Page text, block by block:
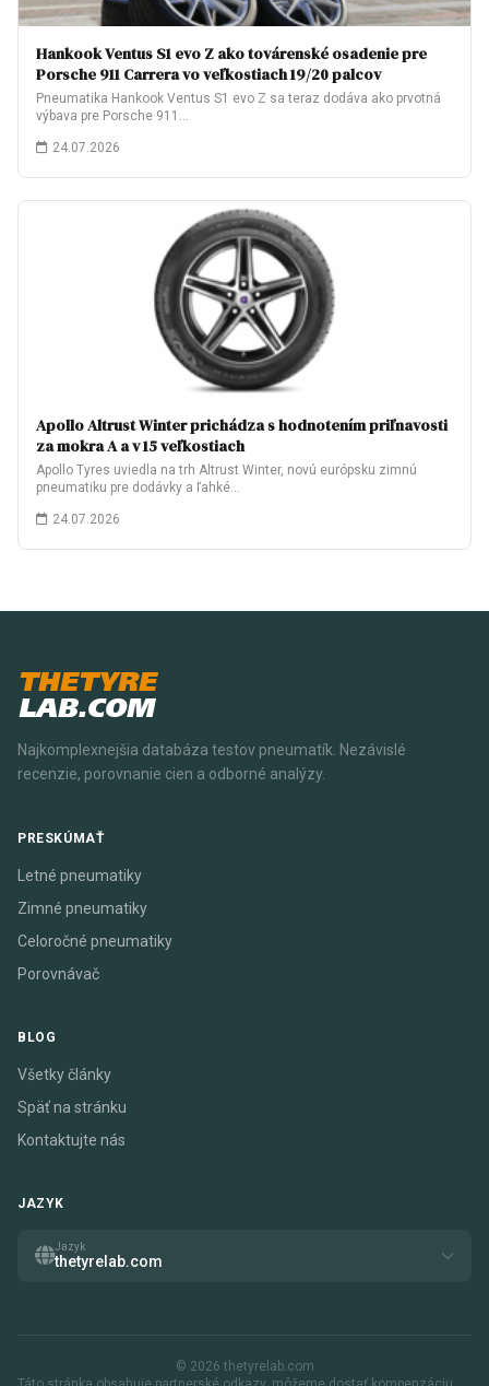
Hankook Ventus S1 evo Z ako továrenské osadenie pre
Porsche 911 Carrera vo veľkostiach 19/20 palcov
Pneumatika Hankook Ventus S1 evo Z sa teraz dodáva ako prvotná
výbava pre Porsche 911…
24.07.2026
Apollo Altrust Winter prichádza s hodnotením priľnavosti
za mokra A a v 15 veľkostiach
Apollo Tyres uviedla na trh Altrust Winter, novú európsku zimnú
pneumatiku pre dodávky a ľahké…
24.07.2026
THETYRE
LAB.COM
Najkomplexnejšia databáza testov pneumatík. Nezávislé
recenzie, porovnanie cien a odborné analýzy.
PRESKÚMAŤ
Letné pneumatiky
Zimné pneumatiky
Celoročné pneumatiky
Porovnávač
BLOG
Všetky články
Späť na stránku
Kontaktujte nás
JAZYK
Jazyk
thetyrelab.com
© 2026 thetyrelab.com